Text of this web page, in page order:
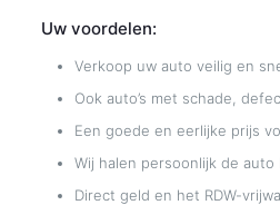
Uw voordelen:
Verkoop uw auto veilig en
Ook auto’s met schade,
Een goede en eerlijke prijs
Wij halen persoonlijk de auto
Direct geld en het RDW-